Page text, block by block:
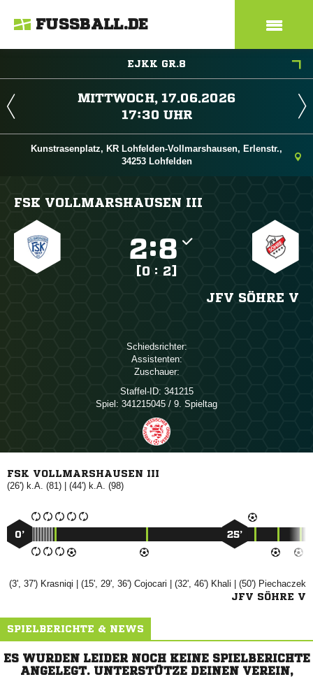
FUSSBALL.DE
EJKK GR.8
 
 
Kunstrasenplatz, KR Lohfelden-Vollmarshausen, Erlenstr.,
34253 Lohfelden
FSK VOLLMARSHAUSEN III
:
[0 : 2]
JFV SÖHRE V
Schiedsrichter:
Assistenten:
Zuschauer:
Staffel-ID: 341215
Spiel: 341215045 / 9. Spieltag
FSK VOLLMARSHAUSEN III
(26') k.A. (81) | (44') k.A. (98)
0’ 25’
(3', 37')  | (15', 29', 36')  | (32', 46')  | (50') 
JFV SÖHRE V
SPIELBERICHTE & NEWS
ES WURDEN LEIDER NOCH KEINE SPIELBERICHTE
ANGELEGT. UNTERSTÜTZE DEINEN VEREIN,